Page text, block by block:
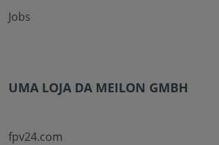
Jobs
UMA LOJA DA MEILON GMBH
fpv24.com